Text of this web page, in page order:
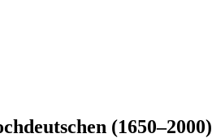
(1650–2000)